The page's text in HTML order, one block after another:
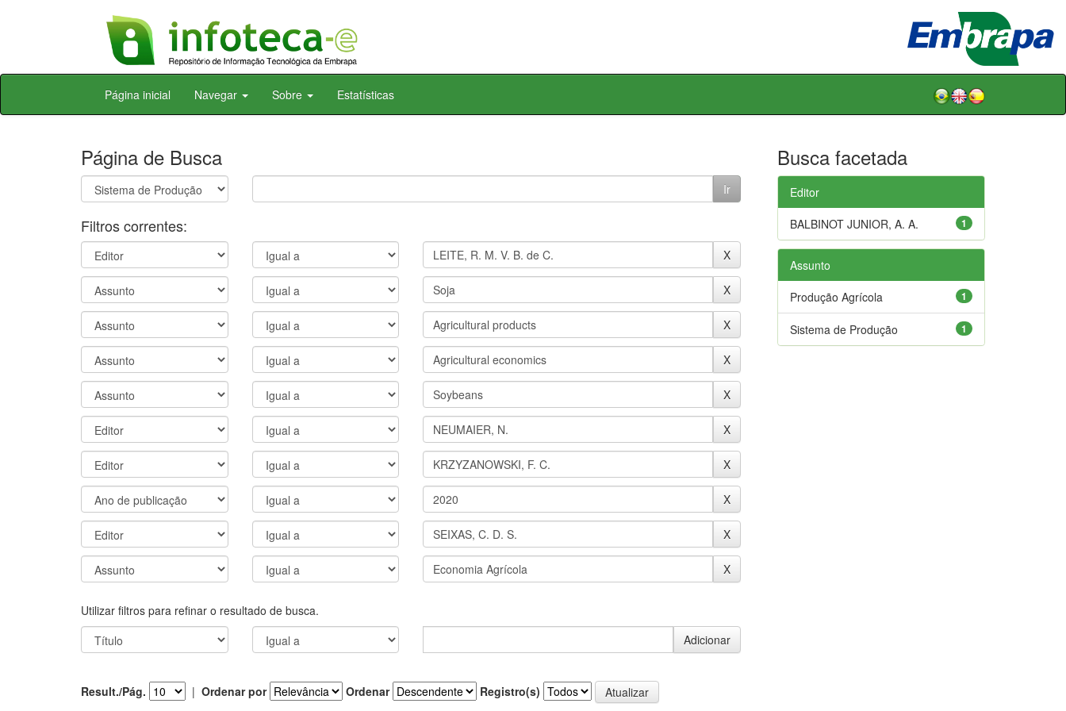
Skip
Página inicial Navegar Sobre Estatísticas
Página de Busca
Filtros correntes:
Utilizar filtros para refinar o resultado de busca.
Result./Pág. | Ordenar por Ordenar Registro(s)
Busca facetada
Editor
1
BALBINOT JUNIOR, A. A.
Assunto
1
Produção Agrícola
1
Sistema de Produção